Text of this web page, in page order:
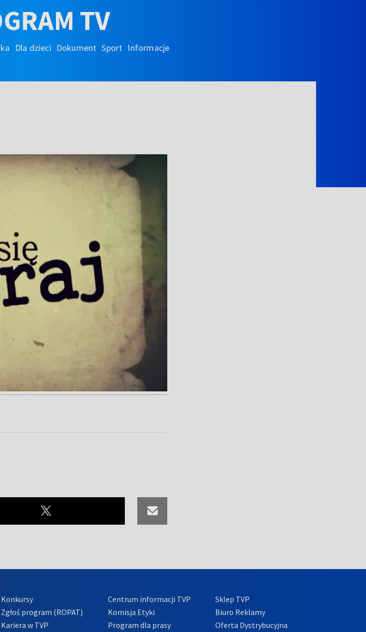
TV
Dla dzieci Dokument Sport Informacje
Konkursy
Zgłoś program (ROPAT)
Kariera w TVP
Centrum informacji TVP
Komisja Etyki
Program dla prasy
Sklep TVP
Biuro Reklamy
Oferta Dystrybucyjna